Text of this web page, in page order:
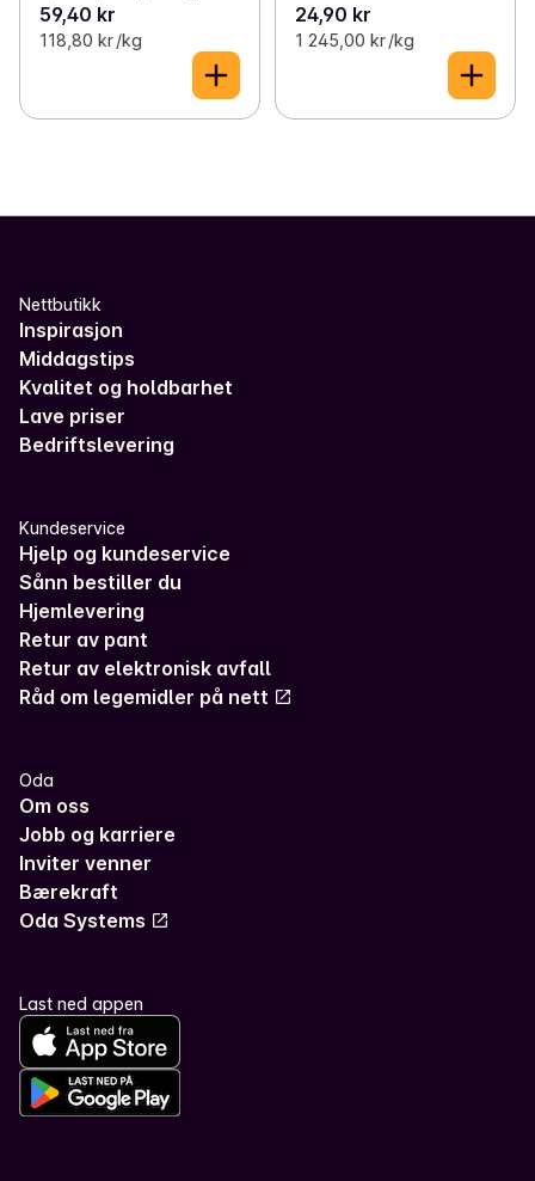
59,40 kr
118,80 kr /kg
24,90 kr
1 245,00 kr /kg
Nettbutikk
Inspirasjon
Middagstips
Kvalitet og holdbarhet
Lave priser
Bedriftslevering
Kundeservice
Hjelp og kundeservice
Sånn bestiller du
Hjemlevering
Retur av pant
Retur av elektronisk avfall
Råd om legemidler på nett
Oda
Om oss
Jobb og karriere
Inviter venner
Bærekraft
Oda Systems
Last ned appen